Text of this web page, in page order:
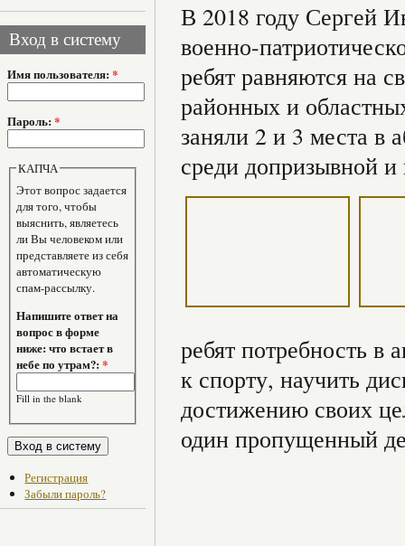
Вход в систему
Имя пользователя: *
Пароль: *
КАПЧА
Этот вопрос задается
для того, чтобы
выяснить, являетесь
ли Вы человеком или
представляете из себя
автоматическую
спам-рассылку.
Напишите ответ на
вопрос в форме
ниже: что встает в
небе по утрам?:*
Fill in the blank
Регистрация
Забыли пароль?
В 2018 году Сергей
военно-
ребят равняются на
районных и
заняли 2 и 3 места в
среди допризывной
ребят потребность в
к спорту, научить
достижению своих
один пропущенный